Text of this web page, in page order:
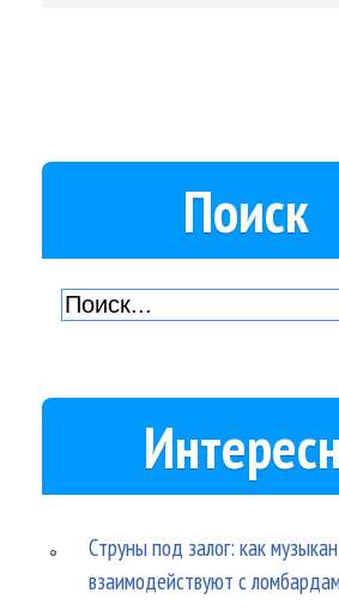
Поиск
Струны под залог: как
взаимодействуют с